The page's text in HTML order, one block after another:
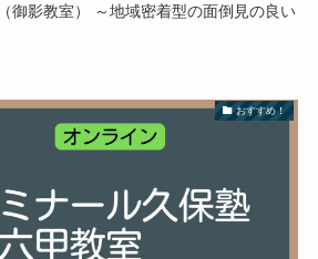
御影教室） ～地域密着型の面倒見の良い
おすすめ！